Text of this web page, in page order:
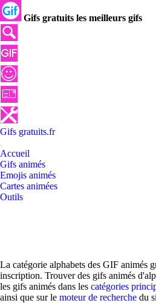
Gifs gratuits les meilleurs gifs
Gifs gratuits.fr
Accueil
Gifs animés
Emojis animés
Cartes animées
Outils
La catégorie alphabets des GIF animés
inscription. Trouver des gifs animés
les gifs animés dans les catégories
ainsi que sur le moteur de recherche du